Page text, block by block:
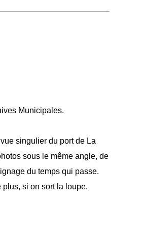
Municipales.
singulier du port de La
sous le même angle, de
du temps qui passe.
si on sort la loupe.